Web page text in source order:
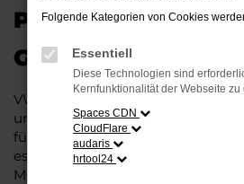
PASSAT VARIANT
VW Passat Variant
und das hat einen
für Fahrten in und um Hannover
es existieren schlichtweg kaum
Modell das Wasser reichen
Folgende Kategorien von Cookies
Essentiell
Diese Technologien sind
Kernfunktionalität der Webseite
Spaces CDN
CloudFlare
audaris
hrtool24